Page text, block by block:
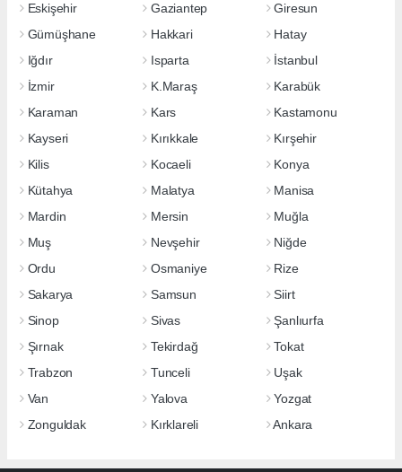
Eskişehir
Gaziantep
Giresun
Gümüşhane
Hakkari
Hatay
Iğdır
Isparta
İstanbul
İzmir
K.Maraş
Karabük
Karaman
Kars
Kastamonu
Kayseri
Kırıkkale
Kırşehir
Kilis
Kocaeli
Konya
Kütahya
Malatya
Manisa
Mardin
Mersin
Muğla
Muş
Nevşehir
Niğde
Ordu
Osmaniye
Rize
Sakarya
Samsun
Siirt
Sinop
Sivas
Şanlıurfa
Şırnak
Tekirdağ
Tokat
Trabzon
Tunceli
Uşak
Van
Yalova
Yozgat
Zonguldak
Kırklareli Ankara